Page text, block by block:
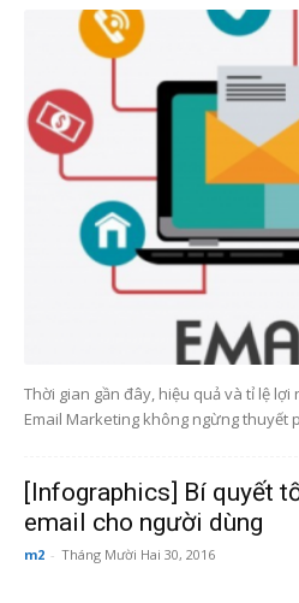
Thời gian gần đây, hiệu quả và tỉ lệ lợi
Email Marketing không ngừng thuyết
[Infographics] Bí quyết
email cho người dùng
m2 - Tháng Mười Hai 30, 2016